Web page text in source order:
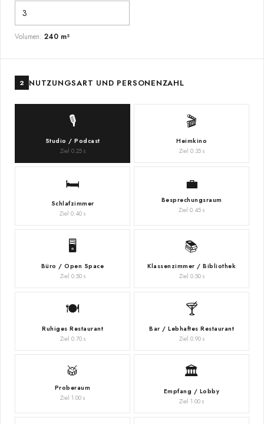
Volumen: 240 m³
2 NUTZUNGSART UND PERSONENZAHL
🎙️
Studio / Podcast
Ziel 0.25 s
🎬
Heimkino
Ziel 0.35 s
🛏️
Schlafzimmer
Ziel 0.40 s
💼
Besprechungsraum
Ziel 0.45 s
🖥️
Büro / Open Space
Ziel 0.50 s
📚
Klassenzimmer / Bibliothek
Ziel 0.50 s
🍽️
Ruhiges Restaurant
Ziel 0.70 s
🍸
Bar / Lebhaftes Restaurant
Ziel 0.90 s
🥁
Proberaum
Ziel 1.00 s
🏛️
Empfang / Lobby
Ziel 1.00 s